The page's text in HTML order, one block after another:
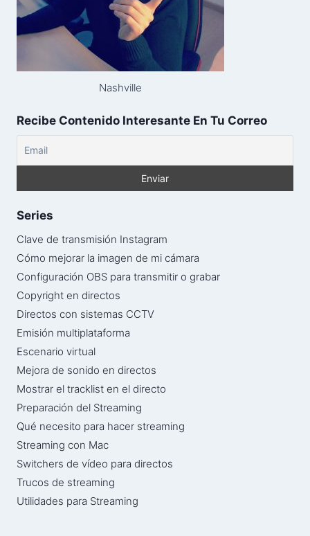
Nashville
Recibe Contenido Interesante En Tu Correo
Series
Clave de transmisión Instagram
Cómo mejorar la imagen de mi cámara
Configuración OBS para transmitir o grabar
Copyright en directos
Directos con sistemas CCTV
Emisión multiplataforma
Escenario virtual
Mejora de sonido en directos
Mostrar el tracklist en el directo
Preparación del Streaming
Qué necesito para hacer streaming
Streaming con Mac
Switchers de vídeo para directos
Trucos de streaming
Utilidades para Streaming